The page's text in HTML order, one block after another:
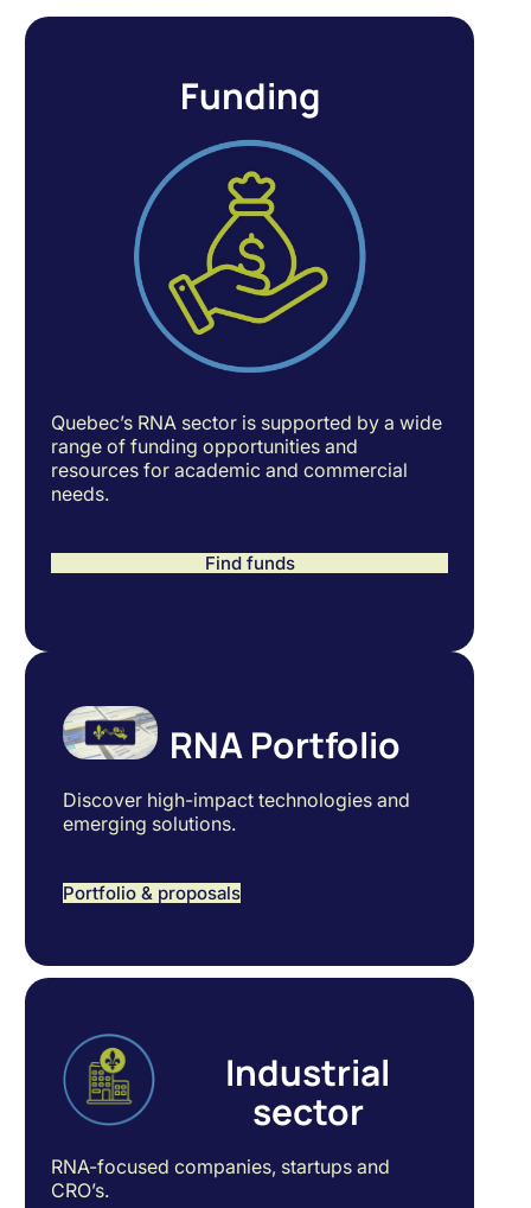
Funding
Quebec’s RNA sector is supported by a wide
range of funding opportunities and
resources for academic and commercial
needs.
Find funds
RNA Portfolio
Discover high-impact technologies and
emerging solutions.
Portfolio & proposals
Industrial
sector
RNA-focused companies, startups and
CRO’s.